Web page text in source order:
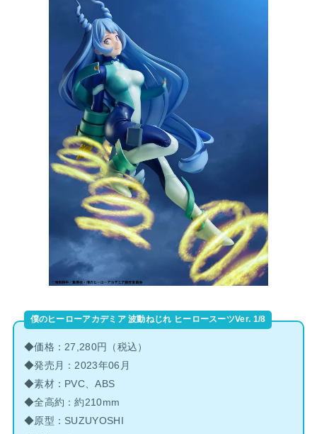
僕のヒーローアカデミア 波動ねじれ ヒーロースーツVer. 1/8
◆価格：27,280円（税込）
◆発売月：2023年06月
◆素材：PVC、ABS
◆全高約：約210mm
◆原型：SUZUYOSHI